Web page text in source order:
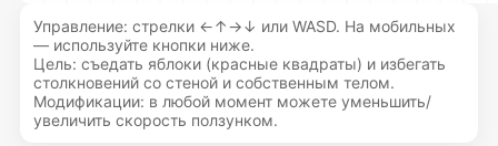
Управление: стрелки ←↑→↓ или WASD. На мобильных
— используйте кнопки ниже.
Цель: съедать яблоки (красные квадраты) и избегать
столкновений со стеной и собственным телом.
Модификации: в любой момент можете уменьшить/
увеличить скорость ползунком.